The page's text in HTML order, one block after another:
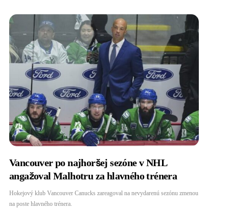
Vancouver po najhoršej sezóne v NHL
angažoval Malhotru za hlavného trénera
Hokejový klub Vancouver Canucks zareagoval na nevydarenú sezónu zmenou
na poste hlavného trénera.